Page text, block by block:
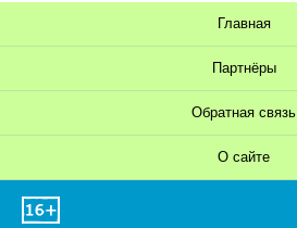
Главная
Партнёры
Обратная связь
О сайте